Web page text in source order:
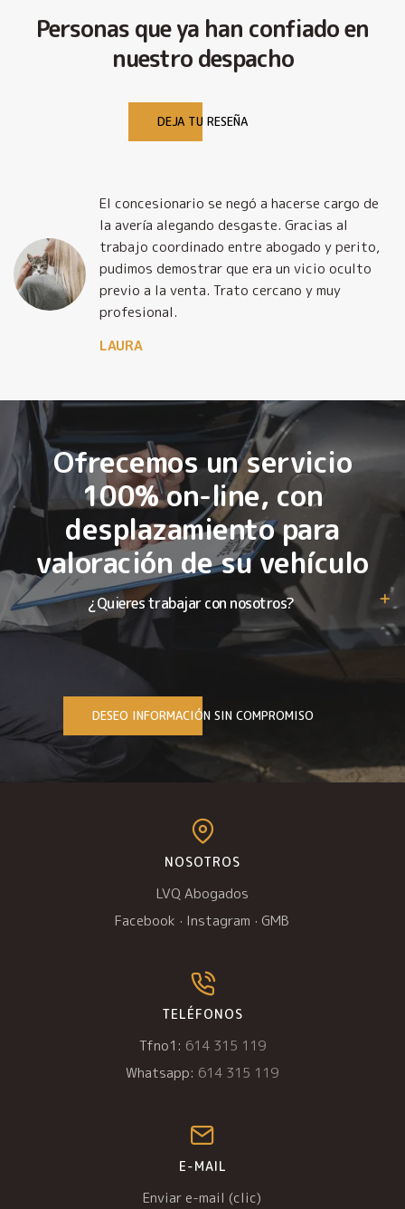
Personas que ya han confiado en
nuestro despacho
DEJA TU RESEÑA
El concesionario se negó a hacerse cargo de
la avería alegando desgaste. Gracias al
trabajo coordinado entre abogado y perito,
pudimos demostrar que era un vicio oculto
previo a la venta. Trato cercano y muy
profesional.
LAURA
Ofrecemos un servicio
100% on-line, con
desplazamiento para
valoración de su vehículo
¿Quieres trabajar con nosotros?
DESEO INFORMACIÓN SIN COMPROMISO
NOSOTROS
LVQ Abogados
Facebook · Instagram · GMB
TELÉFONOS
Tfno1: 614 315 119
Whatsapp: 614 315 119
E-MAIL
Enviar e-mail (clic)